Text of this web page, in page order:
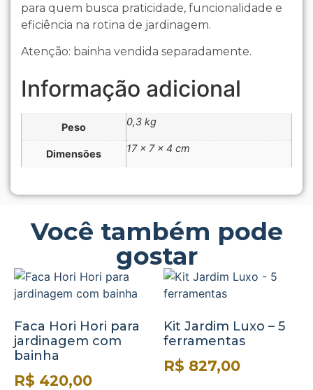
para quem busca praticidade, funcionalidade e
eficiência na rotina de jardinagem.
Atenção: bainha vendida separadamente.
Informação adicional
Peso 0,3 kg
Dimensões 17 × 7 × 4 cm
Você também pode
gostar
Faca Hori Hori para
jardinagem com
bainha
R$ 420,00
Kit Jardim Luxo – 5
ferramentas
R$ 827,00